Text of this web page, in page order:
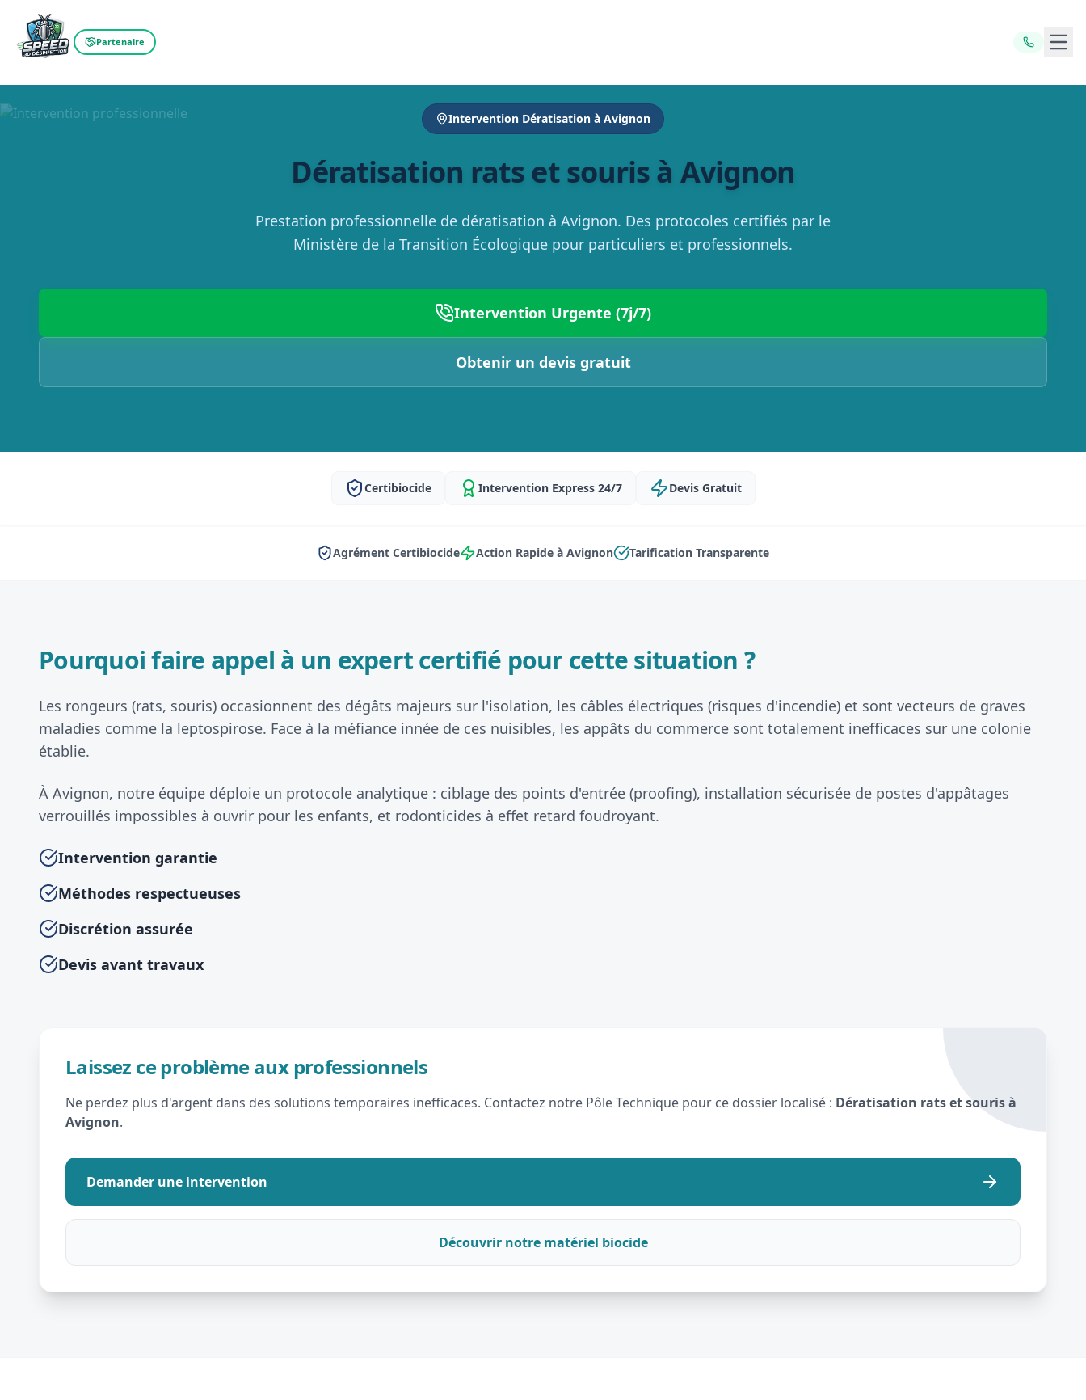
Partenaire
Intervention Dératisation à Avignon
Dératisation rats et souris à Avignon
Prestation professionnelle de dératisation à Avignon. Des protocoles certifiés par le
Ministère de la Transition Écologique pour particuliers et professionnels.
Intervention Urgente (7j/7)
Obtenir un devis gratuit
Certibiocide Intervention Express 24/7 Devis Gratuit
Agrément Certibiocide Action Rapide à Avignon Tarification Transparente
Pourquoi faire appel à un expert certifié pour cette situation ?
Les rongeurs (rats, souris) occasionnent des dégâts majeurs sur l'isolation, les câbles électriques (risques d'incendie) et sont vecteurs de graves
maladies comme la leptospirose. Face à la méfiance innée de ces nuisibles, les appâts du commerce sont totalement inefficaces sur une colonie
établie.
À Avignon, notre équipe déploie un protocole analytique : ciblage des points d'entrée (proofing), installation sécurisée de postes d'appâtages
verrouillés impossibles à ouvrir pour les enfants, et rodonticides à effet retard foudroyant.
Intervention garantie
Méthodes respectueuses
Discrétion assurée
Devis avant travaux
Laissez ce problème aux professionnels
Ne perdez plus d'argent dans des solutions temporaires inefficaces. Contactez notre Pôle Technique pour ce dossier localisé : Dératisation rats et souris à
Avignon.
Demander une intervention
Découvrir notre matériel biocide